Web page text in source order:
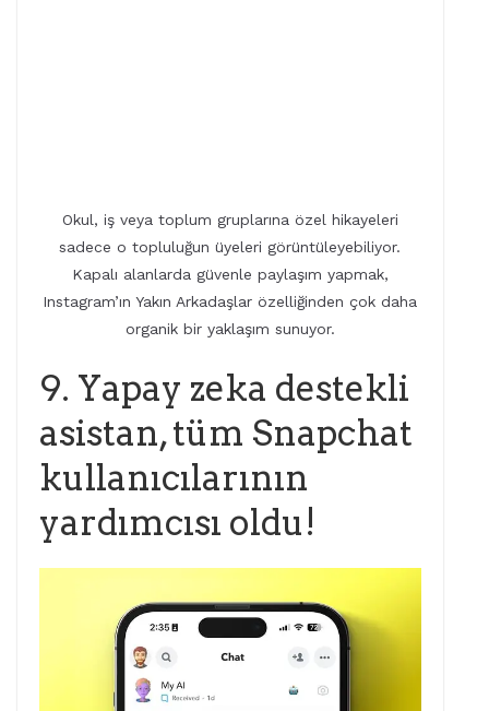
Okul, iş veya toplum gruplarına özel hikayeleri
sadece o topluluğun üyeleri görüntüleyebiliyor.
Kapalı alanlarda güvenle paylaşım yapmak,
Instagram’ın Yakın Arkadaşlar özelliğinden çok daha
organik bir yaklaşım sunuyor.
9. Yapay zeka destekli
asistan, tüm Snapchat
kullanıcılarının
yardımcısı oldu!